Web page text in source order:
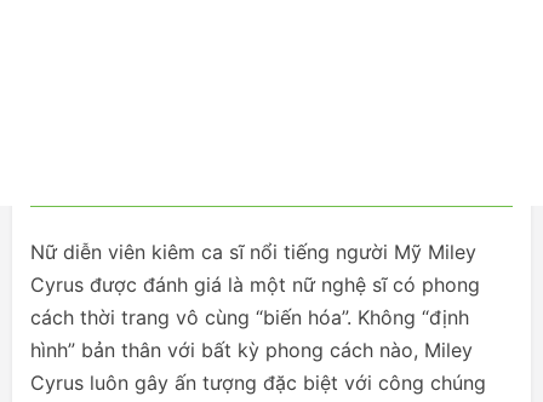
Nữ diễn viên kiêm ca sĩ nổi tiếng người Mỹ Miley
Cyrus được đánh giá là một nữ nghệ sĩ có phong
cách thời trang vô cùng “biến hóa”. Không “định
hình” bản thân với bất kỳ phong cách nào, Miley
Cyrus luôn gây ấn tượng đặc biệt với công chúng